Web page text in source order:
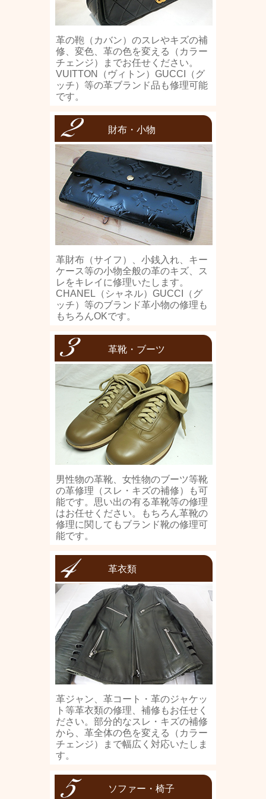
革の鞄（カバン）のスレやキズの補
修、変色、革の色を変える（カラー
チェンジ）までお任せください。
VUITTON（ヴィトン）GUCCI（グ
ッチ）等の革ブランド品も修理可能
です。
財布・小物
革財布（サイフ）、小銭入れ、キー
ケース等の小物全般の革のキズ、ス
レをキレイに修理いたします。
CHANEL（シャネル）GUCCI（グ
ッチ）等のブランド革小物の修理も
もちろんOKです。
革靴・ブーツ
男性物の革靴、女性物のブーツ等靴
の革修理（スレ・キズの補修）も可
能です。思い出の有る革靴等の修理
はお任せください。もちろん革靴の
修理に関してもブランド靴の修理可
能です。
革衣類
革ジャン、革コート・革のジャケッ
ト等革衣類の修理、補修もお任せく
ださい。部分的なスレ・キズの補修
から、革全体の色を変える（カラー
チェンジ）まで幅広く対応いたしま
す。
ソファー・椅子